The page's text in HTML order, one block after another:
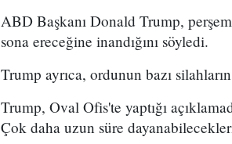
ABD Başkanı Donald Trump,
sona ereceğine inandığını söyledi.
Trump ayrıca, ordunun bazı
Trump, Oval Ofis'te yaptığı
Çok daha uzun süre